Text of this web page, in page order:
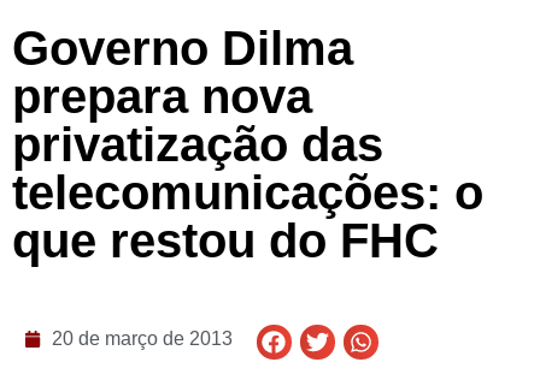
Governo Dilma
prepara nova
privatização das
telecomunicações: o
que restou do FHC
20 de março de 2013